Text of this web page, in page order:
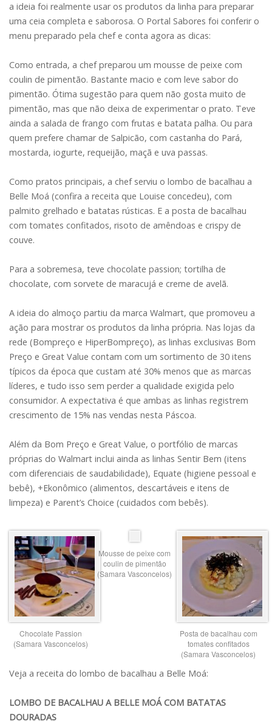
a ideia foi realmente usar os produtos da linha para preparar
uma ceia completa e saborosa. O Portal Sabores foi conferir o
menu preparado pela chef e conta agora as dicas:
Como entrada, a chef preparou um mousse de peixe com
coulin de pimentão. Bastante macio e com leve sabor do
pimentão. Ótima sugestão para quem não gosta muito de
pimentão, mas que não deixa de experimentar o prato. Teve
ainda a salada de frango com frutas e batata palha. Ou para
quem prefere chamar de Salpicão, com castanha do Pará,
mostarda, iogurte, requeijão, maçã e uva passas.
Como pratos principais, a chef serviu o lombo de bacalhau a
Belle Moá (confira a receita que Louise concedeu), com
palmito grelhado e batatas rústicas. E a posta de bacalhau
com tomates confitados, risoto de amêndoas e crispy de
couve.
Para a sobremesa, teve chocolate passion; tortilha de
chocolate, com sorvete de maracujá e creme de avelã.
A ideia do almoço partiu da marca Walmart, que promoveu a
ação para mostrar os produtos da linha própria. Nas lojas da
rede (Bompreço e HiperBompreço), as linhas exclusivas Bom
Preço e Great Value contam com um sortimento de 30 itens
típicos da época que custam até 30% menos que as marcas
líderes, e tudo isso sem perder a qualidade exigida pelo
consumidor. A expectativa é que ambas as linhas registrem
crescimento de 15% nas vendas nesta Páscoa.
Além da Bom Preço e Great Value, o portfólio de marcas
próprias do Walmart inclui ainda as linhas Sentir Bem (itens
com diferenciais de saudabilidade), Equate (higiene pessoal e
bebê), +Ekonômico (alimentos, descartáveis e itens de
limpeza) e Parent’s Choice (cuidados com bebês).
Chocolate Passion
(Samara Vasconcelos)
Mousse de peixe com
coulin de pimentão
(Samara Vasconcelos)
Posta de bacalhau com
tomates confitados
(Samara Vasconcelos)
Veja a receita do lombo de bacalhau a Belle Moá:
LOMBO DE BACALHAU A BELLE MOÁ COM BATATAS
DOURADAS